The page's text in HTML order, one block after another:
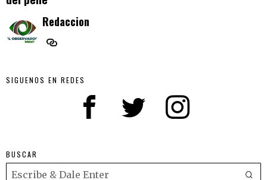
Redaccion
SIGUENOS EN REDES
BUSCAR